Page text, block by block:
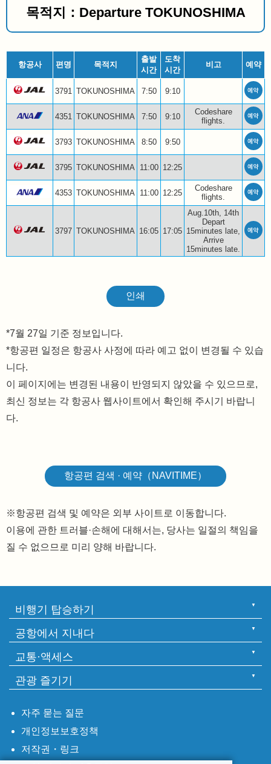
목적지：Departure TOKUNOSHIMA
항공사 편명 목적지
출발
시간
도착
시간
비고 예약
3791 TOKUNOSHIMA 7:50 9:10
4351 TOKUNOSHIMA 7:50 9:10
Codeshare
flights.
3793 TOKUNOSHIMA 8:50 9:50
3795 TOKUNOSHIMA 11:00 12:25
4353 TOKUNOSHIMA 11:00 12:25
Codeshare
flights.
3797 TOKUNOSHIMA 16:05 17:05
Aug.10th, 14th
Depart
15minutes late,
Arrive
15minutes late.
인쇄
7월 27일 기준 정보입니다.
*항공편 일정은 항공사 사정에 따라 예고 없이 변경될 수 있습
니다.
이 페이지에는 변경된 내용이 반영되지 않았을 수 있으므로,
최신 정보는 각 항공사 웹사이트에서 확인해 주시기 바랍니
다.
항공편 검색 · 예약（NAVITIME）
※항공편 검색 및 예약은 외부 사이트로 이동합니다.
이용에 관한 트러블·손해에 대해서는, 당사는 일절의 책임을
질 수 없으므로 미리 양해 바랍니다.
자주 묻는 질문
개인정보보호정책
저작권・링크
비행기 탑승하기
공항에서 지내다
교통·액세스
관광 즐기기